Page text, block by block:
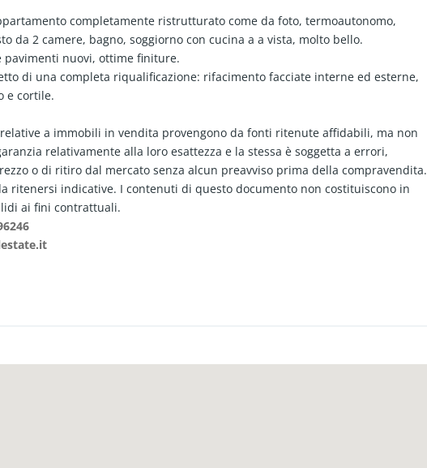
completamente ristrutturato come da foto, termoautonomo,
da 2 camere, bagno, soggiorno con cucina a a vista, molto bello.
pavimenti nuovi, ottime finiture.
di una completa riqualificazione: rifacimento facciate interne ed esterne,
e cortile.
a immobili in vendita provengono da fonti ritenute affidabili, ma non
relativamente alla loro esattezza e la stessa è soggetta a errori,
o di ritiro dal mercato senza alcun preavviso prima della compravendita.
ritenersi indicative. I contenuti di questo documento non costituiscono in
ai fini contrattuali.